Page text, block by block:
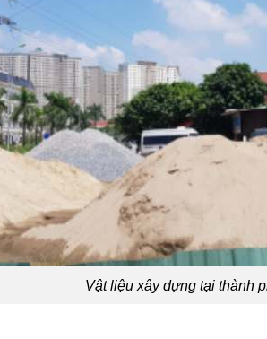
Vật liệu xây dựng tại thành